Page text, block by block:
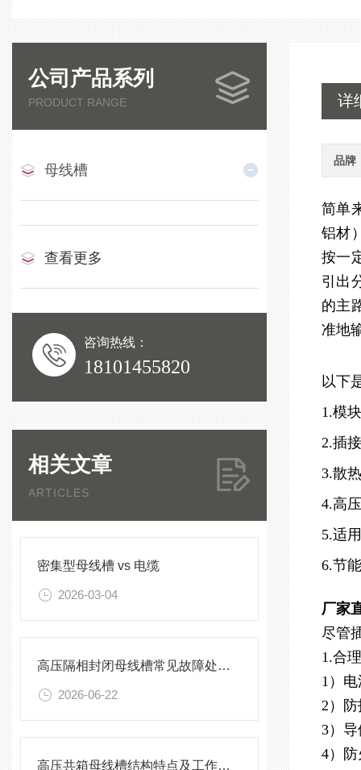
公司产品系列
PRODUCT RANGE
母线槽
查看更多
咨询热线：
18101455820
相关文章
ARTICLES
密集型母线槽 vs 电缆
2026-03-04
高压隔相封闭母线槽常见故障处理方案
2026-06-22
高压共箱母线槽结构特点及工作原理
详
品牌
简单
铝材
按一
引出
的主
准地
以下
1.模
2.插
3.散
4.高
5.适
6.节
厂家
尽管
1.合
1）
2）
3）
4）